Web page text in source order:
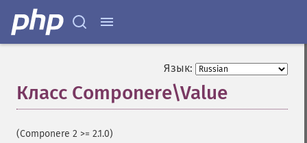
Язык:
Класс Componere\Value
(Componere 2 >= 2.1.0)